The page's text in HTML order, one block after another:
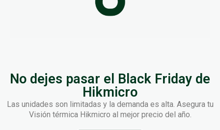
No dejes pasar el Black Friday de
Hikmicro
Las unidades son limitadas y la demanda es alta. Asegura tu
Visión térmica Hikmicro al mejor precio del año.